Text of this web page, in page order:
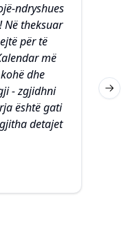
ndryshues
theksuar
për të
më
dhe
- zgjidhni
është gati
detajet